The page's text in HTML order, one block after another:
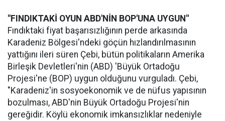
"FINDIKTAKİ OYUN ABD'NİN BOP'UNA UYGUN"
Fındıktaki fiyat başarısızlığının perde arkasında
Karadeniz Bölgesi'ndeki göçün hızlandırılmasının
yattığını ileri süren Çebi, bütün politikaların Amerika
Birleşik Devletleri'nin (ABD) 'Büyük Ortadoğu
Projesi'ne (BOP) uygun olduğunu vurguladı. Çebi,
"Karadeniz'in sosyoekonomik ve de nüfus yapısının
bozulması, ABD'nin Büyük Ortadoğu Projesi'nin
gereğidir. Köylü ekonomik imkansızlıklar nedeniyle